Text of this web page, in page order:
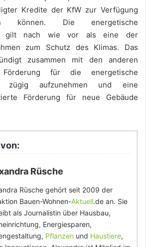
Kredite der KfW zur Verfügung
können. Die energetische
gilt nach wie vor als eine der
zum Schutz des Klimas. Das
zusammen mit den anderen
für die energetische
zügig aufzunehmen und eine
Förderung für neue Gebäude
Rüsche
Rüsche gehört seit 2009 der
Bauen-Wohnen-Aktuell.de an. Sie
als Journalistin über Hausbau,
Energiesparen,
Pflanzen und Haustiere,